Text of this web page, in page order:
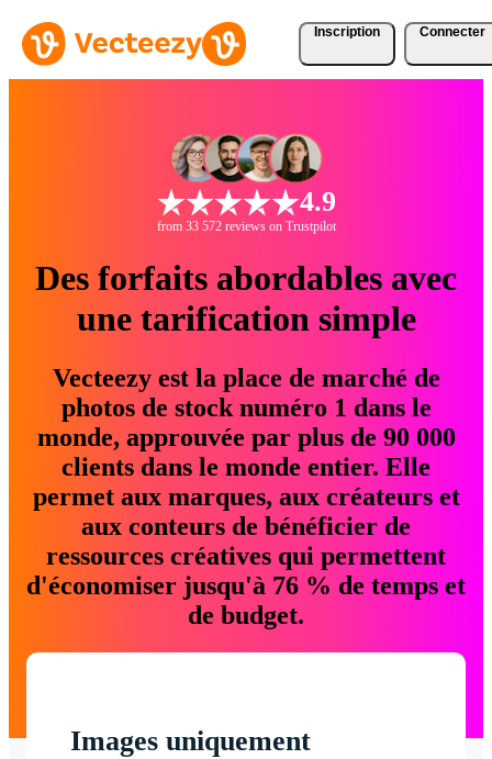
Inscription Connecter
4.9
from 33 572 reviews on Trustpilot
Des forfaits abordables avec
une tarification simple
Vecteezy est la place de marché de
photos de stock numéro 1 dans le
monde, approuvée par plus de 90 000
clients dans le monde entier. Elle
permet aux marques, aux créateurs et
aux conteurs de bénéficier de
ressources créatives qui permettent
d'économiser jusqu'à 76 % de temps et
de budget.
Images uniquement